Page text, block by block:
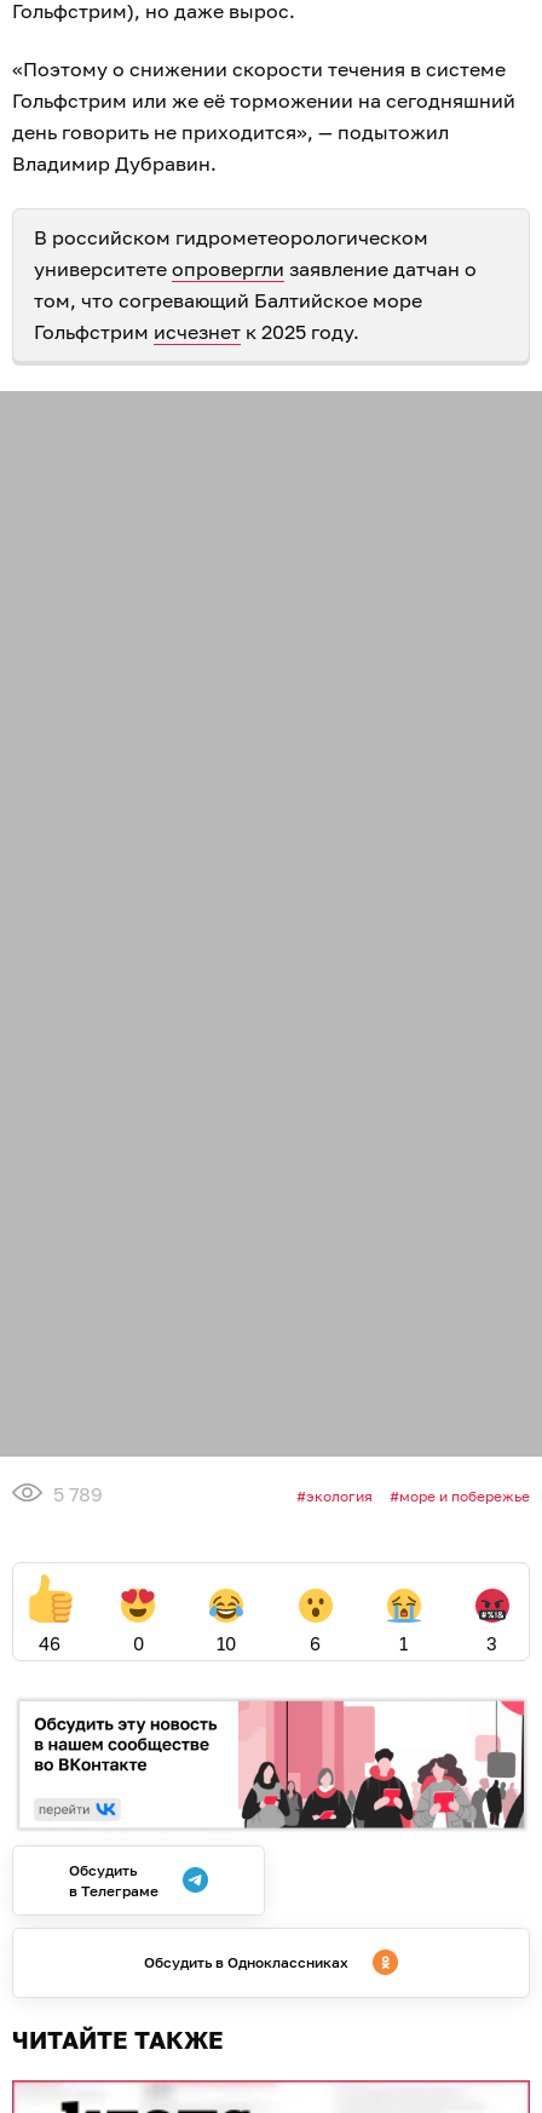
Гольфстрим), но даже вырос.
«Поэтому о снижении скорости течения в системе
Гольфстрим или же её торможении на сегодняшний
день говорить не приходится», — подытожил
Владимир Дубравин.
В российском гидрометеорологическом
университете опровергли заявление датчан о
том, что согревающий Балтийское море
Гольфстрим исчезнет к 2025 году.
Купаться можно только на одном
пляже: ситуация на
калининградском побережье 8
августа
КАЛИНИНГРАД